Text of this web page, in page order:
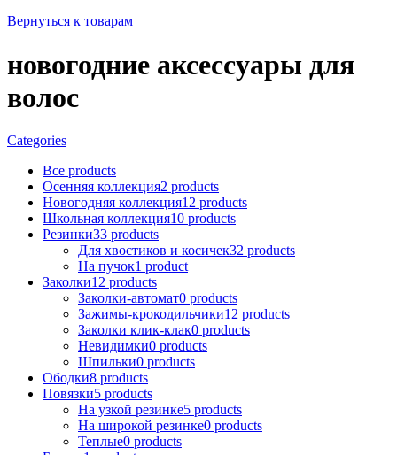
Вернуться к товарам
новогодние аксессуары для
волос
Categories
Все products
Осенняя коллекция2 products
Новогодняя коллекция12 products
Школьная коллекция10 products
Резинки33 products
Для хвостиков и косичек32 products
На пучок1 product
Заколки12 products
Заколки-автомат0 products
Зажимы-крокодильчики12 products
Заколки клик-клак0 products
Невидимки0 products
Шпильки0 products
Ободки8 products
Повязки5 products
На узкой резинке5 products
На широкой резинке0 products
Теплые0 products